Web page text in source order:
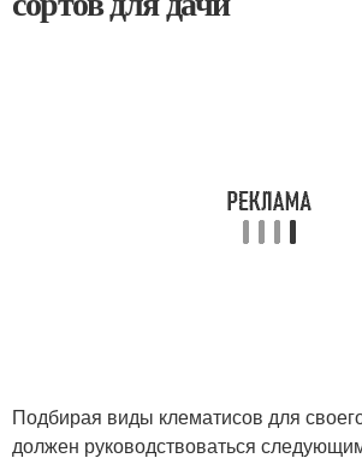
Подбирая виды клематисов для
должен руководствоваться